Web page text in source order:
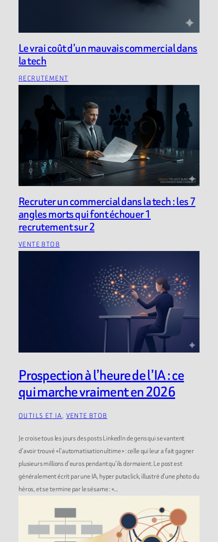
Le vrai coût d’un mauvais commercial dans
la tech
RECRUTEMENT
Recruter un commercial dans la tech : les 7
angles morts qui font échouer 1
recrutement sur 2
VENTE BTOB
Prospection à l’heure de l’IA : ce
qui marche vraiment en 2026
OUTILS ET IA, VENTE BTOB
Je croise tous les jours des posts LinkedIn de gens qui se vantent
d’avoir trouvé « l’automatisation ultime » : celle qui leur a fait gagner
plusieurs millions d’euros pendant qu’ils dormaient. Le post est
généralement écrit par une IA, hyper putaclick, illustré d’une photo du
héros, et se termine par le sésame : «…